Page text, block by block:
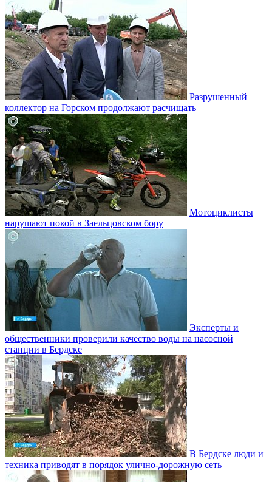
Разрушенный
коллектор на Горском продолжают расчищать
Мотоциклисты
нарушают покой в Заельцовском бору
Эксперты и
общественники проверили качество воды на насосной
станции в Бердске
В Бердске люди и
техника приводят в порядок улично‑дорожную сеть